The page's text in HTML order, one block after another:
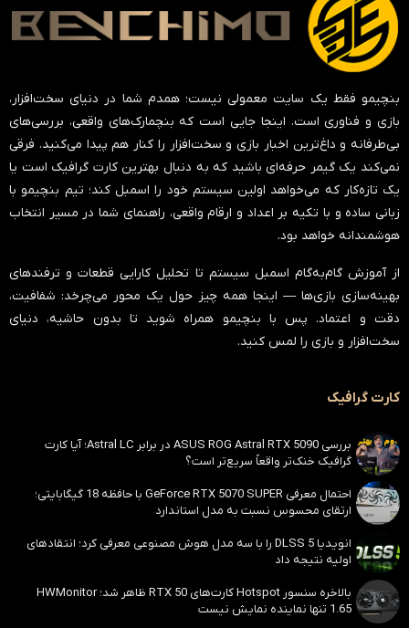
بنچیمو فقط یک سایت معمولی نیست؛ همدم شما در دنیای سخت‌افزار،
بازی و فناوری است. اینجا جایی است که بنچمارک‌های واقعی، بررسی‌های
بی‌طرفانه و داغ‌ترین اخبار بازی و سخت‌افزار را کنار هم پیدا می‌کنید. فرقی
نمی‌کند یک گیمر حرفه‌ای باشید که به دنبال بهترین کارت گرافیک است یا
یک تازه‌کار که می‌خواهد اولین سیستم خود را اسمبل کند؛ تیم بنچیمو با
زبانی ساده و با تکیه بر اعداد و ارقام واقعی، راهنمای شما در مسیر انتخاب
هوشمندانه خواهد بود.
از آموزش گام‌به‌گام اسمبل سیستم تا تحلیل کارایی قطعات و ترفندهای
بهینه‌سازی بازی‌ها — اینجا همه چیز حول یک محور می‌چرخد: شفافیت،
دقت و اعتماد. پس با بنچیمو همراه شوید تا بدون حاشیه، دنیای
سخت‌افزار و بازی را لمس کنید.
کارت گرافیک
بررسی ASUS ROG Astral RTX 5090 در برابر Astral LC؛ آیا کارت
گرافیک خنک‌تر واقعاً سریع‌تر است؟
احتمال معرفی GeForce RTX 5070 SUPER با حافظه 18 گیگابایتی؛
ارتقای محسوس نسبت به مدل استاندارد
انویدیا DLSS 5 را با سه مدل هوش مصنوعی معرفی کرد؛ انتقادهای
اولیه نتیجه داد
بالاخره سنسور Hotspot کارت‌های RTX 50 ظاهر شد؛ HWMonitor
1.65 تنها نماینده نمایش نیست